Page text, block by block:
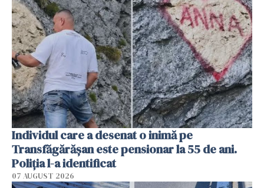
Individul care a desenat o inimă pe
Transfăgărășan este pensionar la 55 de ani.
Poliția l-a identificat
07 AUGUST 2026